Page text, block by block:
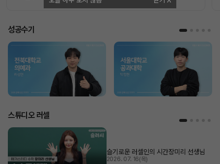
성공수기
스튜디오 러셀
슬기로운 러셀인의 시간장미리 선생님
2026. 07. 16(목)